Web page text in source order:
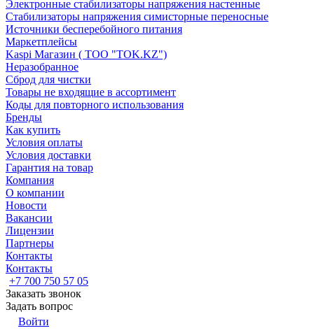
Электронные стабилизаторы напряжения настенные
Стабилизаторы напряжения симисторные переносные
Источники бесперебойного питания
Маркетплейсы
Kaspi Магазин ( ТОО "TOK.KZ")
Неразобранное
Сброд для чистки
Товары не входящие в ассортимент
Коды для повторного использования
Бренды
Как купить
Условия оплаты
Условия доставки
Гарантия на товар
Компания
О компании
Новости
Вакансии
Лицензии
Партнеры
Контакты
Контакты
+7 700 750 57 05
Заказать звонок
Задать вопрос
Войти